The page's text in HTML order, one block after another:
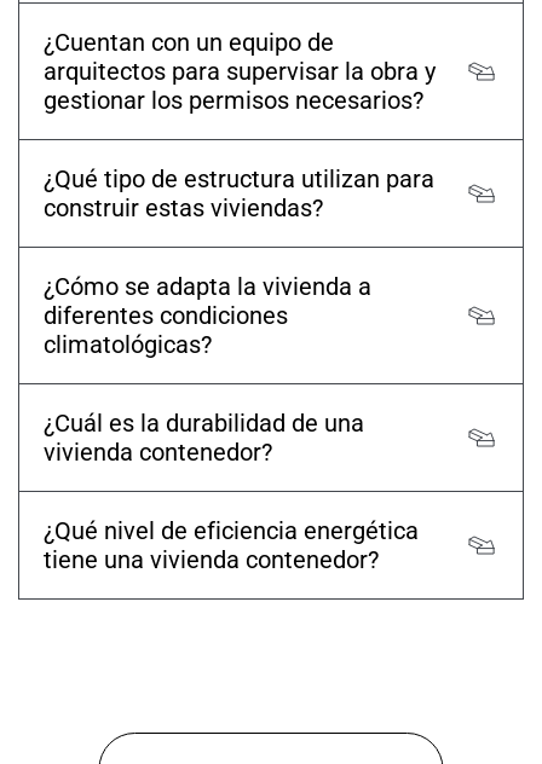
¿Cuentan con un equipo de
arquitectos para supervisar la obra y
gestionar los permisos necesarios?
¿Qué tipo de estructura utilizan para
construir estas viviendas?
¿Cómo se adapta la vivienda a
diferentes condiciones
climatológicas?
¿Cuál es la durabilidad de una
vivienda contenedor?
¿Qué nivel de eficiencia energética
tiene una vivienda contenedor?